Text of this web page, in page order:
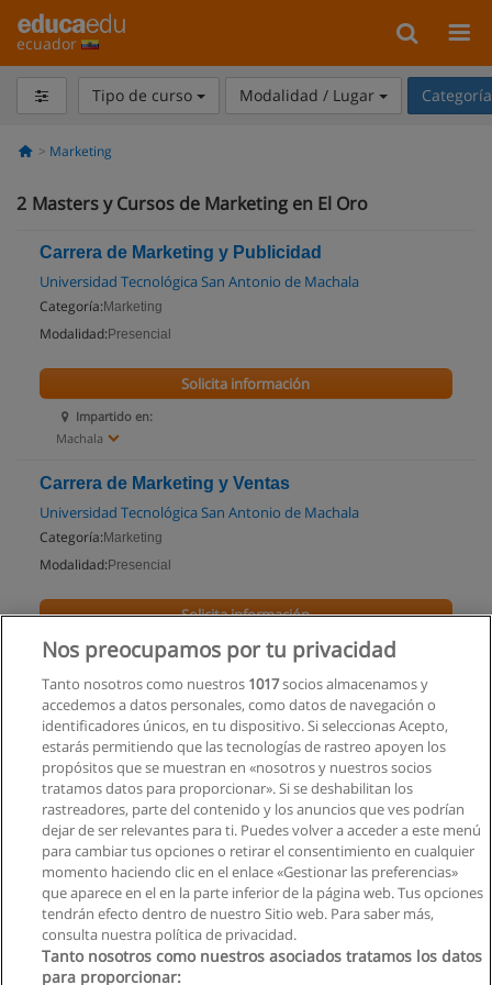
ecuador
Tipo de curso Modalidad / Lugar
Marketing
2 Masters y Cursos de Marketing en El Oro
Carrera de Marketing y Publicidad
Universidad Tecnológica San Antonio de Machala
Categoría: Marketing
Modalidad: Presencial
Impartido en:
Machala
Solicita información
Carrera de Marketing y Ventas
Universidad Tecnológica San Antonio de Machala
Categoría: Marketing
Modalidad: Presencial
Impartido en:
Solicita información
Nos preocupamos por tu privacidad
Tanto nosotros como nuestros 1017socios almacenamos y
accedemos a datos personales, como datos de navegación o
identificadores únicos, en tu dispositivo. Si seleccionas Acepto,
estarás permitiendo que las tecnologías de rastreo apoyen los
propósitos que se muestran en «nosotros y nuestros socios
tratamos datos para proporcionar». Si se deshabilitan los
rastreadores, parte del contenido y los anuncios que ves podrían
dejar de ser relevantes para ti. Puedes volver a acceder a este menú
para cambiar tus opciones o retirar el consentimiento en cualquier
momento haciendo clic en el enlace «Gestionar las preferencias»
que aparece en el en la parte inferior de la página web. Tus opciones
tendrán efecto dentro de nuestro Sitio web. Para saber más,
consulta nuestra política de privacidad.
Tanto nosotros como nuestros asociados tratamos los datos
para proporcionar: